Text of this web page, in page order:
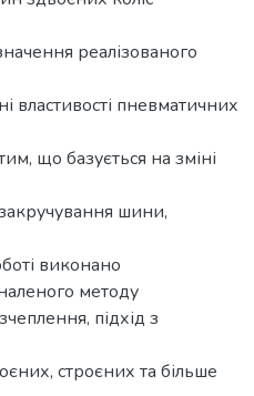
реалізованого
властивості пневматичних
що базується на зміні
шини,
виконано
методу
підхід з
строєних та більше